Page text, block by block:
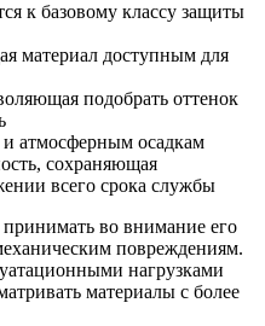
к базовому классу защиты
материал доступным для
подобрать оттенок
и атмосферным осадкам
сохраняющая
всего срока службы
во внимание его
повреждениям.
нагрузками
материалы с более